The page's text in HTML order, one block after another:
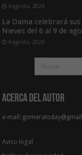
4 agosto, 2026
La Dama celebrará
Nieves del 6 al 9 de
4 agosto, 2026
Acerca del Autor
e-mail:
Aviso legal